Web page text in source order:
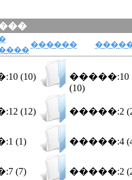
������
(10)
�����:10
(10)
(12) �����:2
(1) �����:4
(7) �����:2